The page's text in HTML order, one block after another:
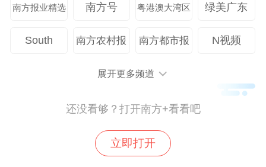
南方+记者 魏丽文
通讯员 易红梅 杨彦 苏琳智
转载
本文作者
南方报业精选 南方号 粤港澳大湾区 绿美广东
South 南方农村报 南方都市报 N视频
展开更多频道
还没看够？打开南方+看看吧
立即打开